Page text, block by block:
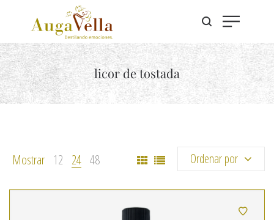
licor de tostada
Mostrar 12 24 48 Ordenar por